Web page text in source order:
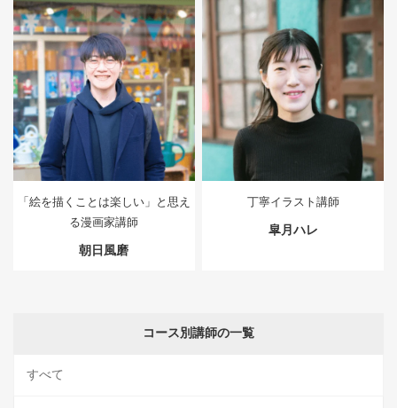
「絵を描くことは楽しい」と思え
る漫画家講師
朝日風磨
丁寧イラスト講師
皐月ハレ
コース別講師の一覧
すべて